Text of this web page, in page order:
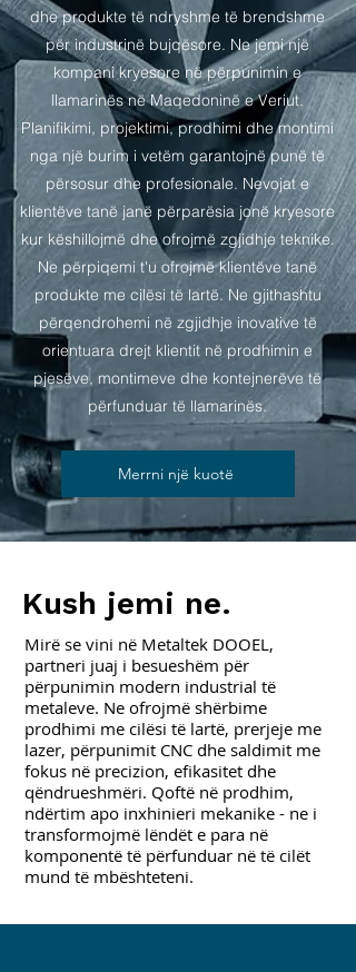
dhe produkte të ndryshme të brendshme
për industrinë bujqësore. Ne jemi një
kompani kryesore në përpunimin e
llamarinës në Maqedoninë e Veriut.
Planifikimi, projektimi, prodhimi dhe montimi
nga një burim i vetëm garantojnë punë të
përsosur dhe profesionale. Nevojat e
klientëve tanë janë përparësia jonë kryesore
kur këshillojmë dhe ofrojmë zgjidhje teknike.
Ne përpiqemi t'u ofrojmë klientëve tanë
produkte me cilësi të lartë. Ne gjithashtu
përqendrohemi në zgjidhje inovative të
orientuara drejt klientit në prodhimin e
pjesëve, montimeve dhe kontejnerëve të
përfunduar të llamarinës.
Merrni një kuotë
Kush jemi ne.
Mirë se vini në Metaltek DOOEL,
partneri juaj i besueshëm për
përpunimin modern industrial të
metaleve. Ne ofrojmë shërbime
prodhimi me cilësi të lartë, prerjeje me
lazer, përpunimit CNC dhe saldimit me
fokus në precizion, efikasitet dhe
qëndrueshmëri. Qoftë në prodhim,
ndërtim apo inxhinieri mekanike - ne i
transformojmë lëndët e para në
komponentë të përfunduar në të cilët
mund të mbështeteni.